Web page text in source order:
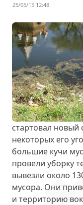
25/05/15 12:48
стартовал новый
некоторых его
большие кучи
провели уборку
вывезли около
мусора. Они
и территорию